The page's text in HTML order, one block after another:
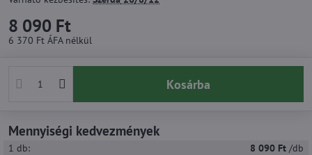
8 090 Ft
6 370 Ft ÁFA nélkül
Kosárba
Mennyiségi kedvezmények
1 db: 8 090 Ft /db